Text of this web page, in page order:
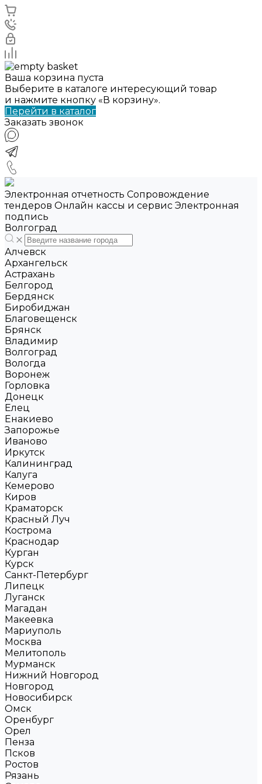
Ваша корзина пуста
Выберите в каталоге интересующий товар
и нажмите кнопку «В корзину».
Перейти в каталог
Заказать звонок
Электронная отчетность Сопровождение
тендеров Онлайн кассы и сервис Электронная
подпись
Волгоград
Алчевск
Архангельск
Астрахань
Белгород
Бердянск
Биробиджан
Благовещенск
Брянск
Владимир
Волгоград
Вологда
Воронеж
Горловка
Донецк
Елец
Енакиево
Запорожье
Иваново
Иркутск
Калининград
Калуга
Кемерово
Киров
Краматорск
Красный Луч
Кострома
Краснодар
Курган
Курск
Санкт-Петербург
Липецк
Луганск
Магадан
Макеевка
Мариуполь
Москва
Мелитополь
Мурманск
Нижний Новгород
Новгород
Новосибирск
Омск
Оренбург
Орел
Пенза
Псков
Ростов
Рязань